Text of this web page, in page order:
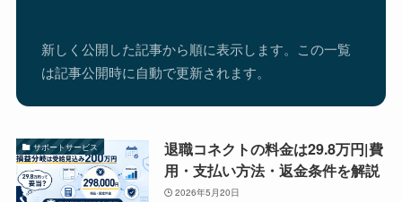
新しく公開した記事から順に表示します。この一覧
は記事公開時に自動で更新されます。
サポートサービス
退職コネクトの料金は29.8万円|費
用・支払い方法・返金条件を解説
2026年5月20日